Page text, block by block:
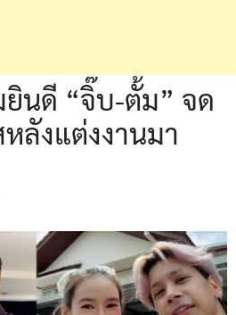
นดี “จิ๊บ-ตั้ม” จด
ลังแต่งงานมา